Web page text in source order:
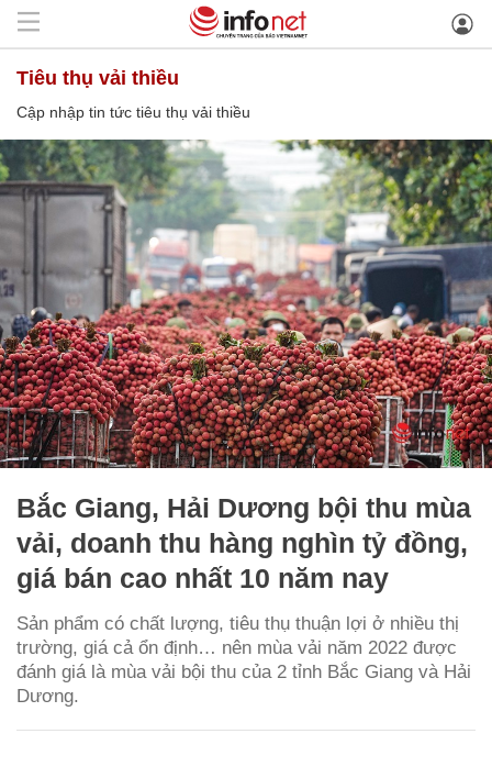
tiêu thụ vải thiều
Cập nhập tin tức tiêu thụ vải thiều
Bắc Giang, Hải Dương bội thu mùa
vải, doanh thu hàng nghìn tỷ đồng,
giá bán cao nhất 10 năm nay
Sản phẩm có chất lượng, tiêu thụ thuận lợi ở nhiều thị
trường, giá cả ổn định… nên mùa vải năm 2022 được
đánh giá là mùa vải bội thu của 2 tỉnh Bắc Giang và Hải
Dương.